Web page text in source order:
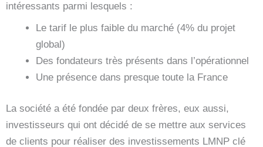
intéressants parmi lesquels :
Le tarif le plus faible du marché (4% du projet
global)
Des fondateurs très présents dans l’opérationnel
Une présence dans presque toute la France
La société a été fondée par deux frères, eux aussi,
investisseurs qui ont décidé de se mettre aux services
de clients pour réaliser des investissements LMNP clé